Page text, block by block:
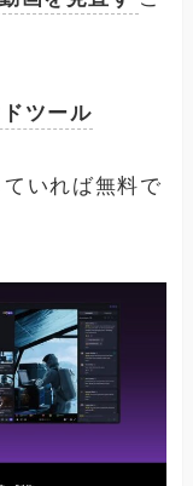
ツール
いれば無料で